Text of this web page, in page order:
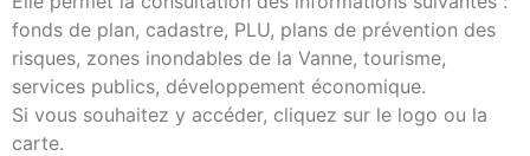
fonds de plan, cadastre, PLU, plans de prévention des
risques, zones inondables de la Vanne, tourisme,
services publics, développement économique.
Si vous souhaitez y accéder, cliquez sur le logo ou la
carte.